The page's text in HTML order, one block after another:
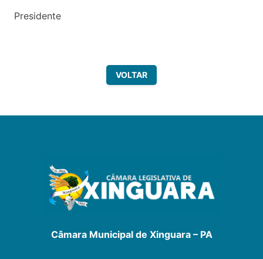
Presidente
VOLTAR
Câmara Municipal de Xinguara – PA